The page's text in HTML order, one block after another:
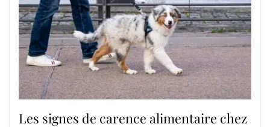
Les signes de carence alimentaire chez